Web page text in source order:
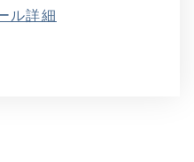
ル詳細